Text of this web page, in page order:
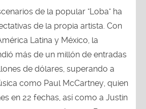
de la popular "Loba" ha
de la propia artista. Con
Latina y México, la
más de un millón de entradas
de dólares, superando a
como Paul McCartney, quien
en 22 fechas, así como a Justin